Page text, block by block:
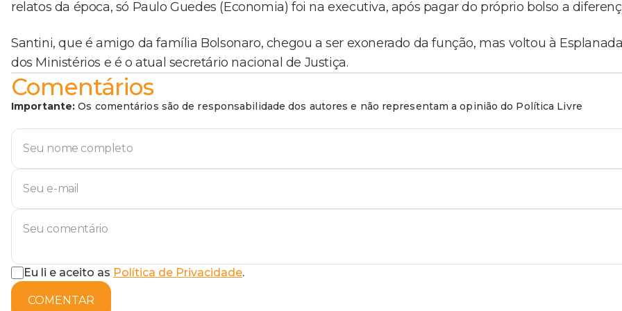
relatos da época, só Paulo Guedes (Economia) foi na executiva, após pagar do próprio bolso a
Santini, que é amigo da família Bolsonaro, chegou a ser exonerado da função, mas voltou à
dos Ministérios e é o atual secretário nacional de Justiça.
Comentários
Importante: Os comentários são de responsabilidade dos autores e não representam a opinião do Política Livre
Eu li e aceito as Política de Privacidade.
COMENTAR